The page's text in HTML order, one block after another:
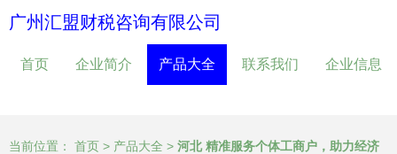
广州汇盟财税咨询有限公司
首页 企业简介 产品大全 联系我们 企业信息
当前位置： 首页 > 产品大全 > 河北 精准服务个体工商户，助力经济